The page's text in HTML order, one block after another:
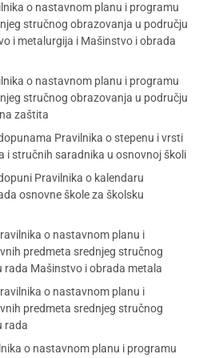
o nastavnom planu i programu
stručnog obrazovanja u području
i metalurgija i Mašinstvo i obrada
o nastavnom planu i programu
stručnog obrazovanja u području
zaštita
Pravilnika o stepenu i vrsti
i stručnih saradnika u osnovnoj školi
Pravilnika o kalendaru
osnovne škole za školsku
o nastavnom planu i
predmeta srednjeg stručnog
rada Mašinstvo i obrada metala
o nastavnom planu i
predmeta srednjeg stručnog
rada
o nastavnom planu i programu